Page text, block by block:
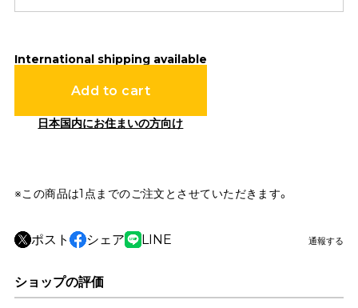
International shipping available
Add to cart
日本国内にお住まいの方向け
※この商品は1点までのご注文とさせていただきます。
ポスト シェア LINE 通報する
ショップの評価